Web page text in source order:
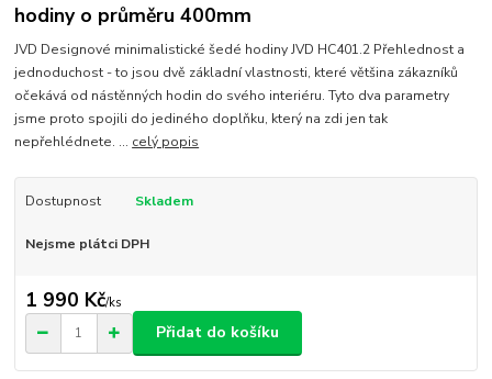
hodiny o průměru 400mm
JVD Designové minimalistické šedé hodiny JVD HC401.2 Přehlednost a
jednoduchost - to jsou dvě základní vlastnosti, které většina zákazníků
očekává od nástěnných hodin do svého interiéru. Tyto dva parametry
jsme proto spojili do jediného doplňku, který na zdi jen tak
nepřehlédnete. ... celý popis
Dostupnost Skladem
Nejsme plátci DPH
1 990 Kč/ks
Přidat do košíku